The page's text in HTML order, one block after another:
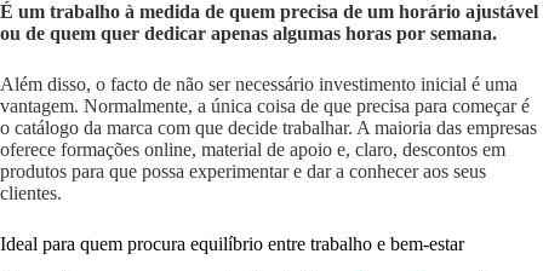
É um trabalho à medida de quem precisa de um horário ajustável
ou de quem quer dedicar apenas algumas horas por semana.
Além disso, o facto de não ser necessário investimento inicial é uma
vantagem. Normalmente, a única coisa de que precisa para começar é
o catálogo da marca com que decide trabalhar. A maioria das empresas
oferece formações online, material de apoio e, claro, descontos em
produtos para que possa experimentar e dar a conhecer aos seus
clientes.
Ideal para quem procura equilíbrio entre trabalho e bem-estar